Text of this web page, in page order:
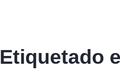
Etiquetado